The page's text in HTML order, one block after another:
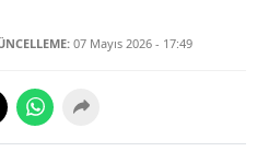
07 Mayıs 2026 - 17:49